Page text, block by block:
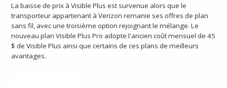
La baisse de prix à Visible Plus est survenue alors que le
transporteur appartenant à Verizon remanie ses offres de plan
sans fil, avec une troisième option rejoignant le mélange. Le
nouveau plan Visible Plus Pro adopte l'ancien coût mensuel de 45
$ de Visible Plus ainsi que certains de ces plans de meilleurs
avantages.